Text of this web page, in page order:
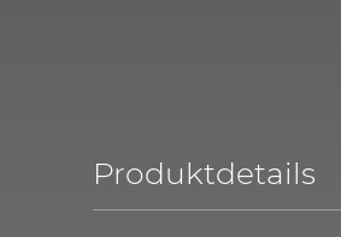
Produktdetails